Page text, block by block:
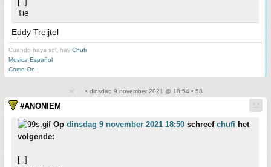
Tie
Eddy Treijtel
Cuando haya sol, hay Chufi
Musica Español
Come On
• dinsdag 9 november 2021 @ 18:54 • 58
#ANONIEM
Op dinsdag 9 november 2021 18:50 schreef chufi het
volgende:
[..]